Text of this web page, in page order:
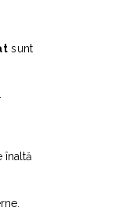
sunt
înaltă